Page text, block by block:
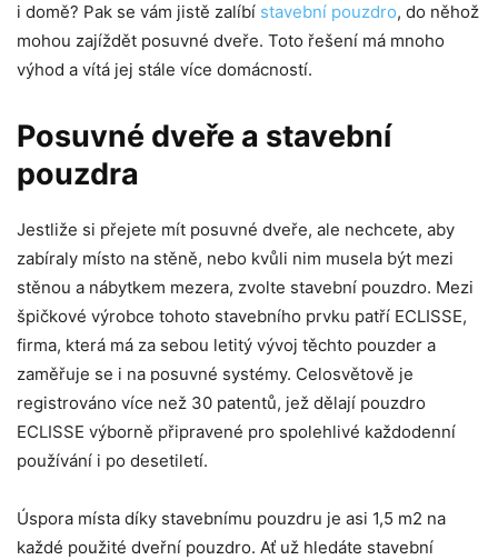
i domě? Pak se vám jistě zalíbí stavební pouzdro, do něhož
mohou zajíždět posuvné dveře. Toto řešení má mnoho
výhod a vítá jej stále více domácností.
Posuvné dveře a stavební
pouzdra
Jestliže si přejete mít posuvné dveře, ale nechcete, aby
zabíraly místo na stěně, nebo kvůli nim musela být mezi
stěnou a nábytkem mezera, zvolte stavební pouzdro. Mezi
špičkové výrobce tohoto stavebního prvku patří ECLISSE,
firma, která má za sebou letitý vývoj těchto pouzder a
zaměřuje se i na posuvné systémy. Celosvětově je
registrováno více než 30 patentů, jež dělají pouzdro
ECLISSE výborně připravené pro spolehlivé každodenní
používání i po desetiletí.
Úspora místa díky stavebnímu pouzdru je asi 1,5 m2 na
každé použité dveřní pouzdro. Ať už hledáte stavební